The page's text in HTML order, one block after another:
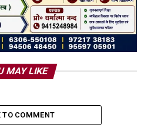
MAY LIKE
TO COMMENT